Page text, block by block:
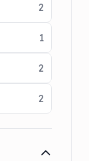
2
1
2
2